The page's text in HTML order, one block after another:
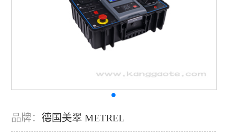
品牌：德国美翠 METREL